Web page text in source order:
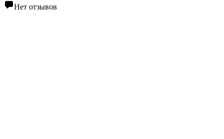
Нет отзывов